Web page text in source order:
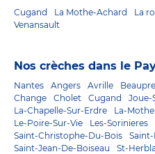
Cugand La Mothe-Achard La
Venansault
Nos crèches dans le
Nantes Angers Avrille
Change
Cholet Cugand
Joue-
La-Chapelle-Sur-Erdre
La-
Le-Poire-Sur-Vie
Les-Sorinieres
Saint-Christophe-Du-Bois
Saint-Jean-De-Boiseau
St-